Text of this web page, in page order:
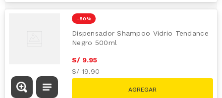
-50 %
Dispensador Shampoo Vidrio Tendance
Negro 500ml
S/ 9.95
S/19.90